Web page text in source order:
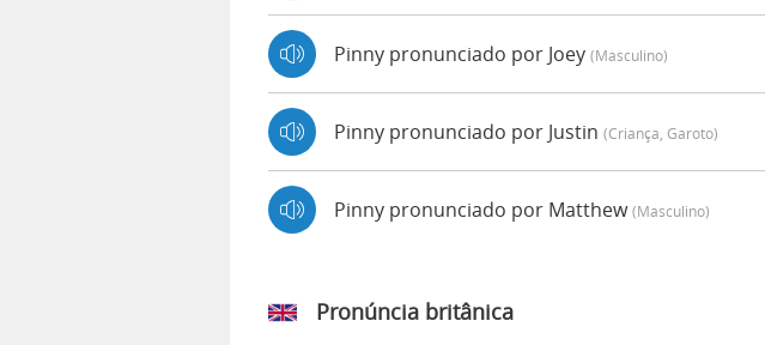
Pinny pronunciado por Joey (masculino)
Pinny pronunciado por Justin (criança, Garoto)
Pinny pronunciado por Matthew(masculino)
Pronúncia britânica